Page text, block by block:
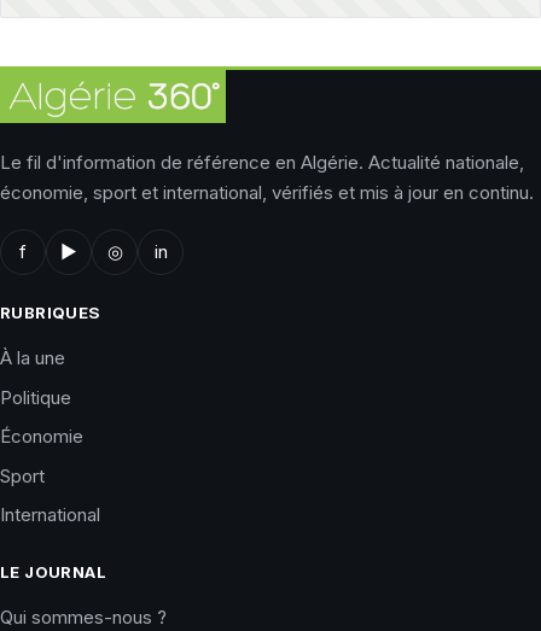
Le fil d'information de référence en Algérie. Actualité nationale,
économie, sport et international, vérifiés et mis à jour en continu.
f ▶ ◎ in
RUBRIQUES
À la une
Politique
Économie
Sport
International
LE JOURNAL
Qui sommes-nous ?